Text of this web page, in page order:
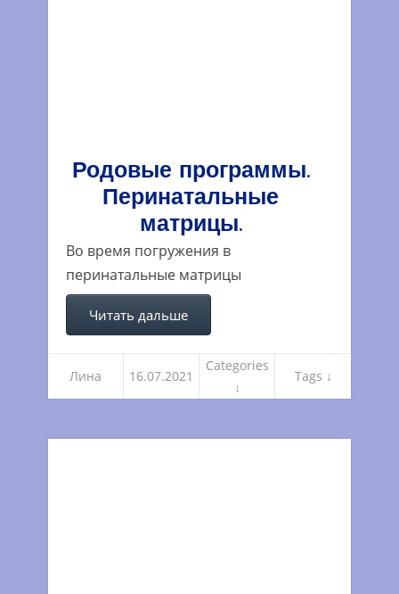
Родовые программы.
Перинатальные
матрицы.
Во время погружения в
перинатальные матрицы
Читать дальше
Лина 16.07.2021
Categories
↓
Tags ↓